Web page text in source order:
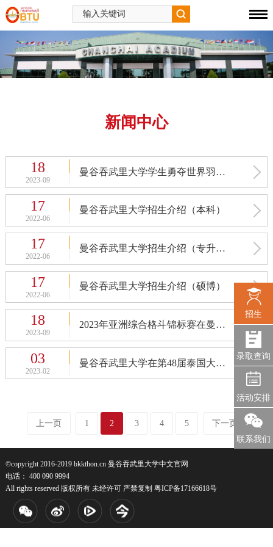
新闻中心
18
2023-09
曼谷吞武里大学学生勇夺世界羽毛球锦标赛男单冠军
17
2022-06
曼谷吞武里大学招生介绍（本科）
17
2022-06
曼谷吞武里大学招生介绍（专升本）
17
2022-06
曼谷吞武里大学招生介绍（硕博）
18
2023-09
2023年亚洲综合格斗锦标赛在曼谷吞武里大学隆重举行
03
2023-02
曼谷吞武里大学在第48届泰国大学生运动会第四次成功卫冕冠军
上一页 1 2 3 4 5 下一页
招生
录取查询
活动安排
联系我们
©copyright 2016-2019 bkkthon.cn 曼谷吞武里大学中文官网
电话： 400 090 9994
All rights reserved 版权所有 未经许可 严禁复制 粤ICP备17166618号